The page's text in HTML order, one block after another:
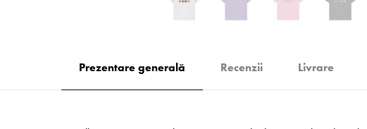
Prezentare generală Recenzii Livrare